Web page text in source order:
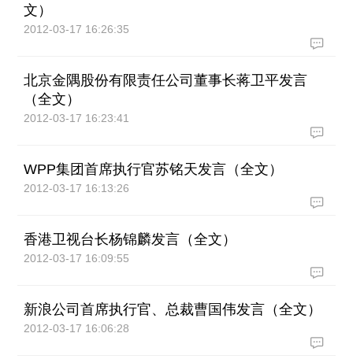
文）
2012-03-17 16:26:35
北京金隅股份有限责任公司董事长蒋卫平发言
（全文）
2012-03-17 16:23:41
WPP集团首席执行官苏铭天发言（全文）
2012-03-17 16:13:26
香港卫视台长杨锦麟发言（全文）
2012-03-17 16:09:55
新浪公司首席执行官、总裁曹国伟发言（全文）
2012-03-17 16:06:28